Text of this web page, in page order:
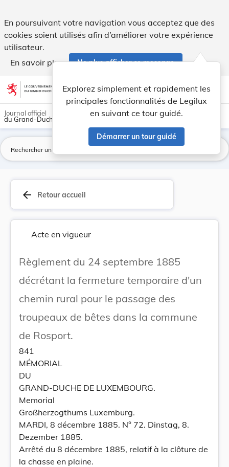
En poursuivant votre navigation vous acceptez que des
cookies soient utilisés afin d’améliorer votre expérience
utilisateur.
En savoir plus
Ne plus afficher ce message
Aller au contenu account_circle help Aide
Explorez simplement et rapidement les
principales fonctionnalités de Legilux
en suivant ce tour guidé.
Démarrer un tour guidé
light_mode dark_mode
Journal officiel
du Grand-Duché de Luxembourg
arrow_back Retour accueil
Acte en vigueur
Règlement du 24 septembre 1885
décrétant la fermeture temporaire d'un
chemin rural pour le passage des
troupeaux de bêtes dans la commune
de Rosport.
841
MÉMORIAL
DU
GRAND-DUCHE DE LUXEMBOURG.
Memorial
Großherzogthums Luxemburg.
MARDI, 8 décembre 1885. N° 72. Dinstag, 8.
Dezember 1885.
Arrêté du 8 décembre 1885, relatif à la clôture de
la chasse en plaine.